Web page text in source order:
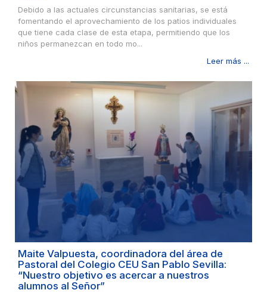
Debido a las actuales circunstancias sanitarias, se está
fomentando el aprovechamiento de los patios individuales
que tiene cada clase de esta etapa, permitiendo que los
niños permanezcan en todo mo...
Leer más ...
Maite Valpuesta, coordinadora del área de
Pastoral del Colegio CEU San Pablo Sevilla:
“Nuestro objetivo es acercar a nuestros
alumnos al Señor”